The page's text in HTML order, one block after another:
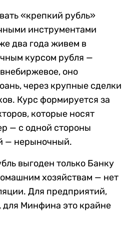
«крепкий рубль»
инструментами
два года живем в
курсом рубля —
оно
через крупные сделки
Курс формируется за
которые носят
— с одной стороны
— нерыночный.
выгоден только Банку
хозяйствам — нет
Для предприятий,
для Минфина это крайне